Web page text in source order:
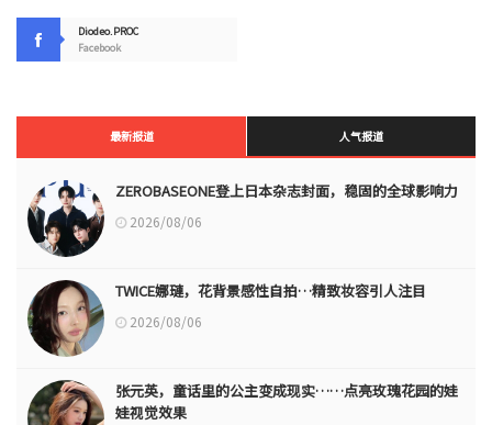
Diodeo.PROC
Facebook
最新报道 人气报道
ZEROBASEONE登上日本杂志封面，稳固的全球影响力
2026/08/06
TWICE娜璉，花背景感性自拍…精致妆容引人注目
2026/08/06
张元英，童话里的公主变成现实……点亮玫瑰花园的娃
娃视觉效果